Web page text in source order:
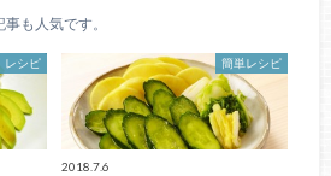
も人気です。
レシピ 簡単レシピ
2018.7.6